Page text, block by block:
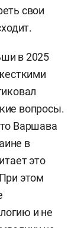
свои
в 2025
вопросы.
Варшава
в
это
этом
и не